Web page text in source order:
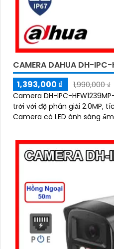
CAMERA DAHUA DH-
1,393,000 ₫
1,990,000 ₫
Camera DH-IPC-
trời với độ phân giải 2.0MP,
Camera có LED ánh sáng